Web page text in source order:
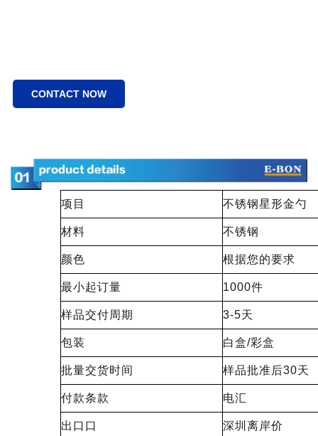
CONTACT NOW
项目 不锈钢星形金勺
材料 不锈钢
颜色 根据您的要求
最小起订量 1000件
样品交付周期 3-5天
包装 白盒/彩盒
批量交货时间 样品批准后30天
付款条款 电汇
出口口 深圳离岸价